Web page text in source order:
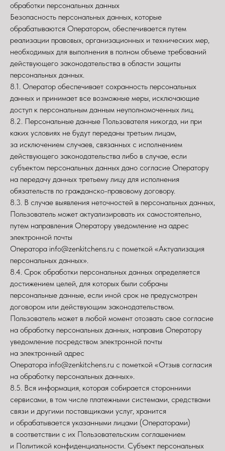
обработки персональных данных
Безопасность персональных данных, которые
обрабатываются Оператором, обеспечивается путем
реализации правовых, организационных и технических мер,
необходимых для выполнения в полном объеме требований
действующего законодательства в области защиты
персональных данных.
8.1. Оператор обеспечивает сохранность персональных
данных и принимает все возможные меры, исключающие
доступ к персональным данным неуполномоченных лиц.
8.2. Персональные данные Пользователя никогда, ни при
каких условиях не будут переданы третьим лицам,
за исключением случаев, связанных с исполнением
действующего законодательства либо в случае, если
субъектом персональных данных дано согласие Оператору
на передачу данных третьему лицу для исполнения
обязательств по гражданско-правовому договору.
8.3. В случае выявления неточностей в персональных данных,
Пользователь может актуализировать их самостоятельно,
путем направления Оператору уведомление на адрес
электронной почты
Оператора info@zenkitchens.ru с пометкой «Актуализация
персональных данных».
8.4. Срок обработки персональных данных определяется
достижением целей, для которых были собраны
персональные данные, если иной срок не предусмотрен
договором или действующим законодательством.
Пользователь может в любой момент отозвать свое согласие
на обработку персональных данных, направив Оператору
уведомление посредством электронной почты
на электронный адрес
Оператора info@zenkitchens.ru с пометкой «Отзыв согласия
на обработку персональных данных».
8.5. Вся информация, которая собирается сторонними
сервисами, в том числе платежными системами, средствами
связи и другими поставщиками услуг, хранится
и обрабатывается указанными лицами (Операторами)
в соответствии с их Пользовательским соглашением
и Политикой конфиденциальности. Субъект персональных